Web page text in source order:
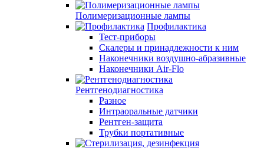
Полимеризационные лампы
Профилактика
Тест-приборы
Скалеры и принадлежности к ним
Наконечники воздушно-абразивные
Наконечники Air-Flo
Рентгенодиагностика
Разное
Интраоральные датчики
Рентген-защита
Трубки портативные